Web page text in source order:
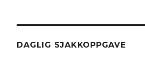
DAGLIG SJAKKOPPGAVE